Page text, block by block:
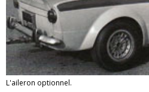
L'aileron optionnel.